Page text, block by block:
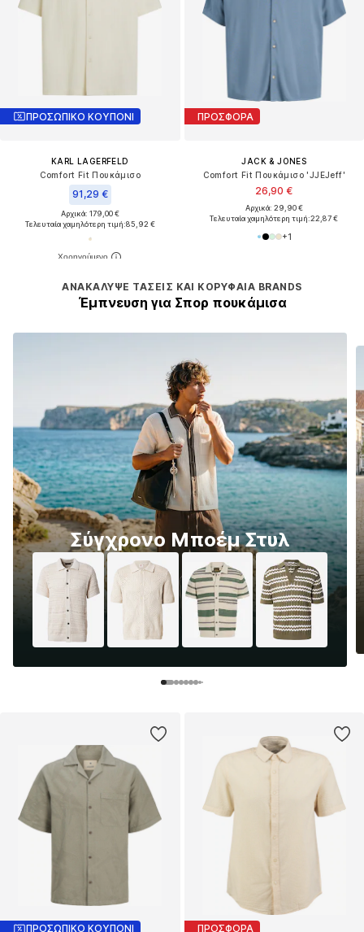
ΠΡΟΣΩΠΙΚΟ ΚΟΥΠΟΝΙ
KARL LAGERFELD
Comfort Fit Πουκάμισο
91,29 €
Αρχικά: 179,00 €
Τελευταία χαμηλότερη τιμή:85,92 €
ΠΡΟΣΦΟΡΑ
JACK & JONES
Comfort Fit Πουκάμισο 'JJEJeff'
26,90 €
Αρχικά: 29,90 €
Τελευταία χαμηλότερη τιμή:22,87 €
+1
ΑΝΑΚΆΛΥΨΕ ΤΆΣΕΙΣ ΚΑΙ ΚΟΡΥΦΑΊΑ BRANDS
Έμπνευση για Σπορ πουκάμισα
Σύγχρονο Μποέμ Στυλ
ΠΡΟΣΩΠΙΚΟ ΚΟΥΠΟΝΙ ΠΡΟΣΦΟΡΑ